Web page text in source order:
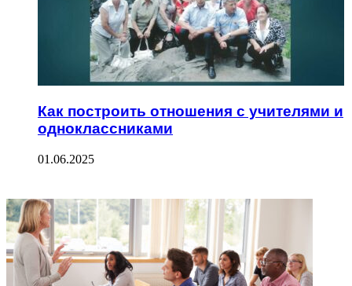
Как построить отношения с учителями и
одноклассниками
01.06.2025